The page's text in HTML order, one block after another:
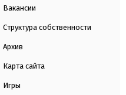
Вакансии
Структура собственности
Архив
Карта сайта
Игры